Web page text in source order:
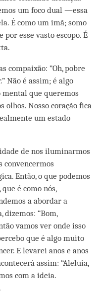
um foco dual —essa
É como um imã; somo
esse vasto escopo. É
compaixão: ”Oh, pobre
Não é assim; é algo
mental que queremos
olhos. Nosso coração fica
um estado
de nos iluminarmos
Então, o que podemos
é como nós,
a abordar a
dizemos: “Bom,
vamos ver onde isso
que é algo muito
E levarei anos e anos
assim: “Aleluia,
com a ideia.